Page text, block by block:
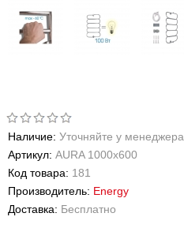
Наличие: Уточняйте у менеджера
Артикул: AURA 1000x600
Код товара: 181
Производитель: Energy
Доставка: Бесплатно